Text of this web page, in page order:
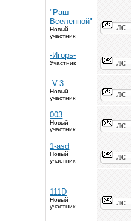
"Раш
Вселенной"
Новый
участник
-Игорь-
Участник
.V.3.
Новый
участник
003
Новый
участник
1-asd
Новый
участник
111D
Новый
участник